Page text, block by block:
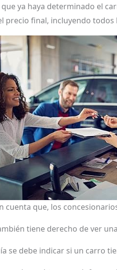
que ya haya determinado el
precio final, incluyendo
cuenta que, los
tiene derecho de ver
se debe indicar si un carro